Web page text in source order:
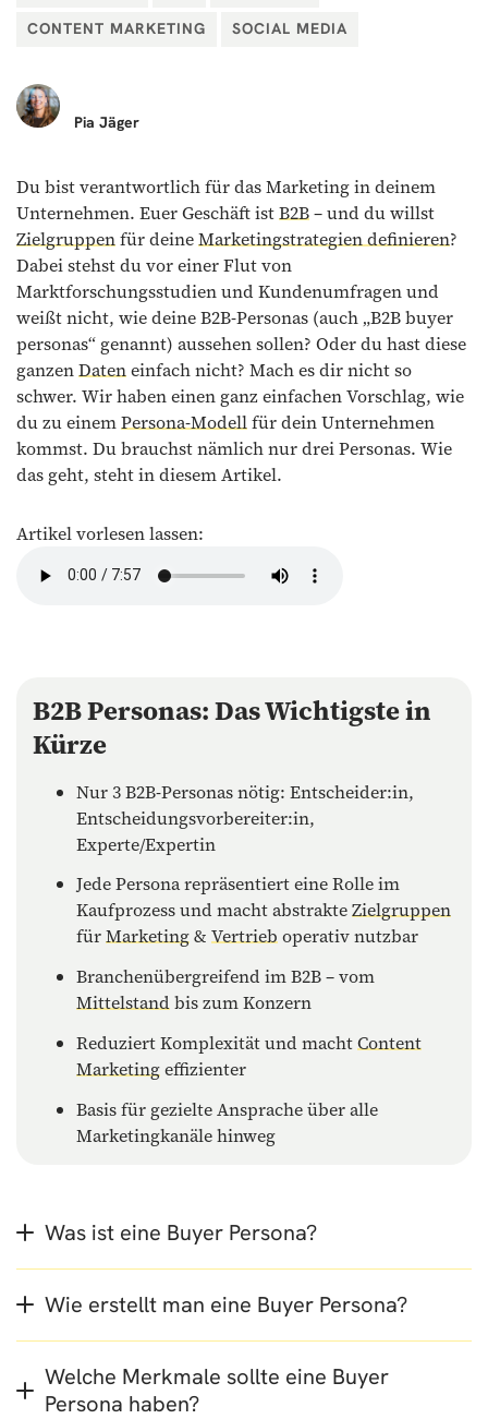
CONTENT MARKETING
SOCIAL MEDIA
Pia Jäger
Du bist verantwortlich für das Marketing in deinem
Unternehmen. Euer Geschäft istB2B– und du willst
Zielgruppenfür deineMarketingstrategien definieren?
Dabei stehst du vor einer Flut von
Marktforschungsstudien und Kundenumfragen und
weißt nicht, wie deine B2B-Personas (auch „B2B buyer
personas“ genannt) aussehen sollen? Oder du hast diese
ganzenDateneinfach nicht? Mach es dir nicht so
schwer. Wir haben einen ganz einfachen Vorschlag, wie
du zu einemPersona-Modellfür dein Unternehmen
kommst. Du brauchst nämlich nur drei Personas. Wie
das geht, steht in diesem Artikel.
Artikel vorlesen lassen:
B2B Personas: Das Wichtigste in
Kürze
Nur 3 B2B-Personas nötig: Entscheider:in,
Entscheidungsvorbereiter:in,
Experte/Expertin
Jede Persona repräsentiert eine Rolle im
Kaufprozess und macht abstrakteZielgruppen
fürMarketing& Vertrieboperativ nutzbar
Branchenübergreifend im B2B – vom
Mittelstandbis zum Konzern
Reduziert Komplexität und machtContent
Marketingeffizienter
Basis für gezielte Ansprache über alle
Marketingkanäle hinweg
Was ist eine Buyer Persona?
Wie erstellt man eine Buyer Persona?
Welche Merkmale sollte eine Buyer
Persona haben?